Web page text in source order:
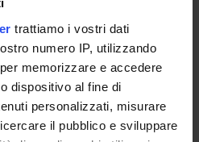
trattiamo i vostri dati
numero IP, utilizzando
memorizzare e accedere
dispositivo al fine di
personalizzati, misurare
il pubblico e sviluppare
not yet allocated Giuseppe
not yet allocated Stefano Porru